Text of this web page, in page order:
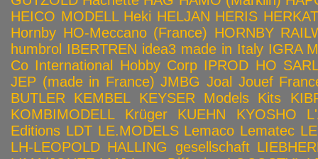
HEICO MODELL Heki HELJAN HERIS HERKAT
Hornby HO-Meccano (France) HORNBY
humbrol IBERTREN idea3 made in Italy IGRA
Co International Hobby Corp IPROD HO
JEP (made in France) JMBG Joal Jouef
BUTLER
KEMBEL KEYSER Models Kits
KOMBIMODELL
Krüger KUEHN KYOSHO
Editions LDT LE.MODELS Lemaco Lematec
LH-LEOPOLD HALLING gesellschaft